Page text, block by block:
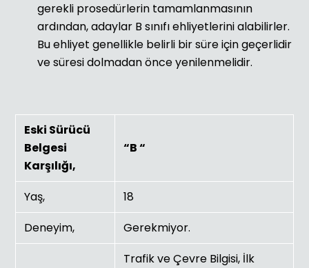
gerekli prosedürlerin tamamlanmasının
ardından, adaylar B sınıfı ehliyetlerini alabilirler.
Bu ehliyet genellikle belirli bir süre için geçerlidir
ve süresi dolmadan önce yenilenmelidir.
Eski Sürücü
Belgesi
Karşılığı,
“B “
Yaş,
18
Deneyim,
Gerekmiyor.
Trafik ve Çevre Bilgisi, İlk